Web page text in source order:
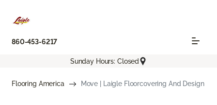
860-453-6217
Sunday Hours: Closed
Flooring America Move | Laigle Floorcovering And Design